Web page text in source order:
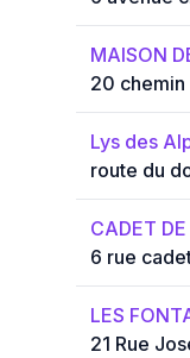
MAISON
20
Lys des
route du
CADET
6 rue
LES
21 Rue